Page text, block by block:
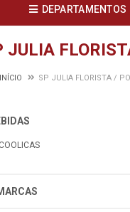
DEPARTAMENTOS
JULIA
INÍCIO SP JULIA FLORISTA /